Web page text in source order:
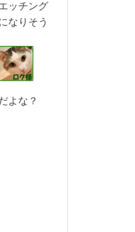
ッチング
なりそう
よな？